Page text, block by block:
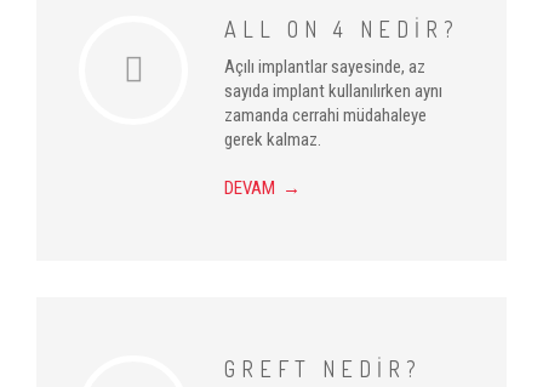
ALL ON 4 NEDİR?
Açılı implantlar sayesinde, az
sayıda implant kullanılırken aynı
zamanda cerrahi müdahaleye
gerek kalmaz.
DEVAM →
GREFT NEDİR?